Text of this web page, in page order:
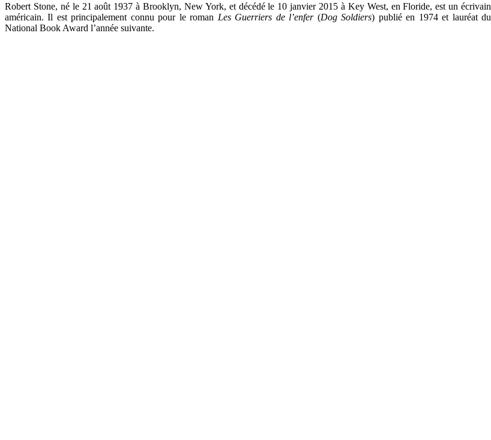
Robert Stone, né le 21 août 1937 à Brooklyn, New York, et décédé le 10 janvier 2015 à Key West, en Floride, est un écrivain
américain. Il est principalement connu pour le roman Les Guerriers de l’enfer(Dog Soldiers) publié en 1974 et lauréat du
National Book Award l’année suivante.